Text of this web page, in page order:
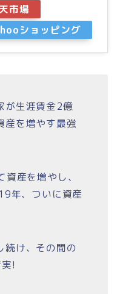
市場
ショッピング
が生涯賃金2億
産を増やす最強
産を増やし、
年、ついに資産
続け、その間の
!